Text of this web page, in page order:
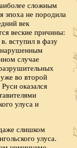
сложным
эпоха не породила
век
веские причины:
вступил в фазу
случае
во второй
оказался
улуса и
слишком
улуса.